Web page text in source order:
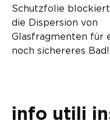
Schutzfolie blockiert
die Dispersion von
Glasfragmenten für
noch sichereres Bad!
info utili